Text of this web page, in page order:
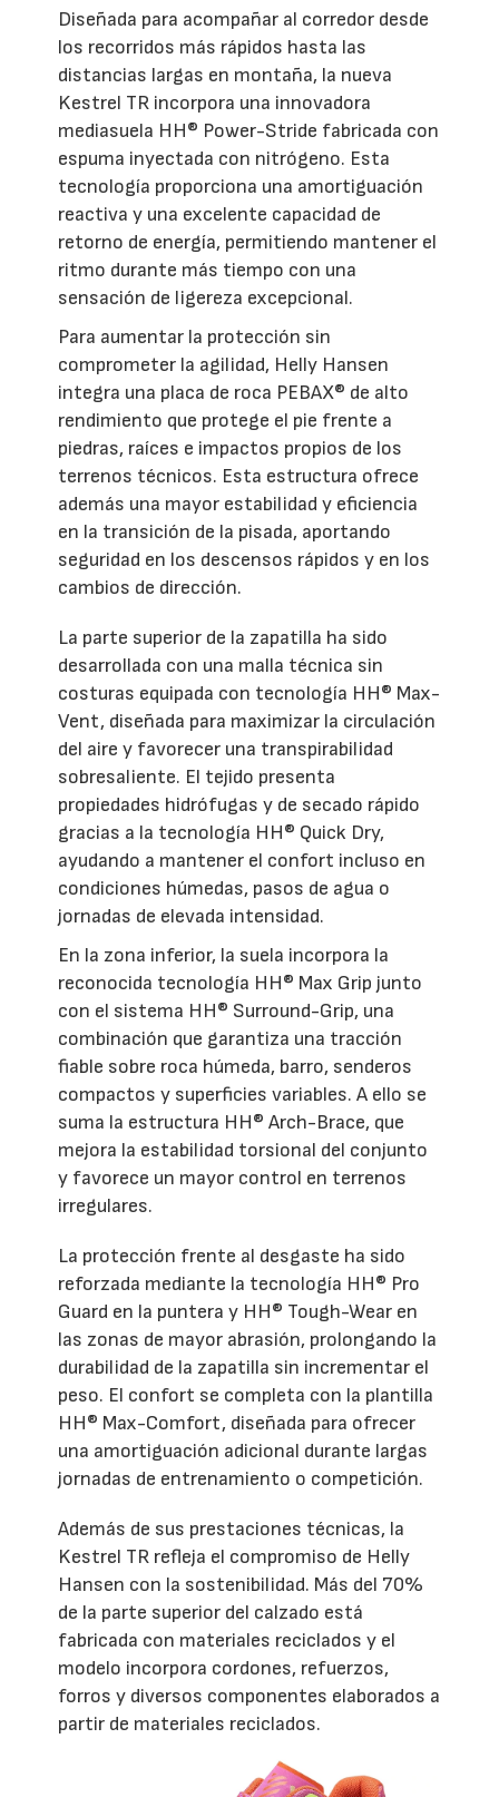
Diseñada para acompañar al corredor desde
los recorridos más rápidos hasta las
distancias largas en montaña, la nueva
Kestrel TR incorpora una innovadora
mediasuela HH® Power-Stride fabricada con
espuma inyectada con nitrógeno. Esta
tecnología proporciona una amortiguación
reactiva y una excelente capacidad de
retorno de energía, permitiendo mantener el
ritmo durante más tiempo con una
sensación de ligereza excepcional.
Para aumentar la protección sin
comprometer la agilidad, Helly Hansen
integra una placa de roca PEBAX® de alto
rendimiento que protege el pie frente a
piedras, raíces e impactos propios de los
terrenos técnicos. Esta estructura ofrece
además una mayor estabilidad y eficiencia
en la transición de la pisada, aportando
seguridad en los descensos rápidos y en los
cambios de dirección.
La parte superior de la zapatilla ha sido
desarrollada con una malla técnica sin
costuras equipada con tecnología HH® Max-
Vent, diseñada para maximizar la circulación
del aire y favorecer una transpirabilidad
sobresaliente. El tejido presenta
propiedades hidrófugas y de secado rápido
gracias a la tecnología HH® Quick Dry,
ayudando a mantener el confort incluso en
condiciones húmedas, pasos de agua o
jornadas de elevada intensidad.
En la zona inferior, la suela incorpora la
reconocida tecnología HH® Max Grip junto
con el sistema HH® Surround-Grip, una
combinación que garantiza una tracción
fiable sobre roca húmeda, barro, senderos
compactos y superficies variables. A ello se
suma la estructura HH® Arch-Brace, que
mejora la estabilidad torsional del conjunto
y favorece un mayor control en terrenos
irregulares.
La protección frente al desgaste ha sido
reforzada mediante la tecnología HH® Pro
Guard en la puntera y HH® Tough-Wear en
las zonas de mayor abrasión, prolongando la
durabilidad de la zapatilla sin incrementar el
peso. El confort se completa con la plantilla
HH® Max-Comfort, diseñada para ofrecer
una amortiguación adicional durante largas
jornadas de entrenamiento o competición.
Además de sus prestaciones técnicas, la
Kestrel TR refleja el compromiso de Helly
Hansen con la sostenibilidad. Más del 70%
de la parte superior del calzado está
fabricada con materiales reciclados y el
modelo incorpora cordones, refuerzos,
forros y diversos componentes elaborados a
partir de materiales reciclados.